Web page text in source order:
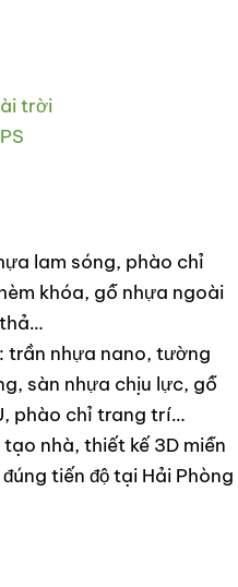
trời
lam sóng, phào chỉ
khóa, gỗ nhựa ngoài
trần nhựa nano, tường
sàn nhựa chịu lực, gỗ
phào chỉ trang trí…
nhà, thiết kế 3D miễn
tiến độ tại Hải Phòng